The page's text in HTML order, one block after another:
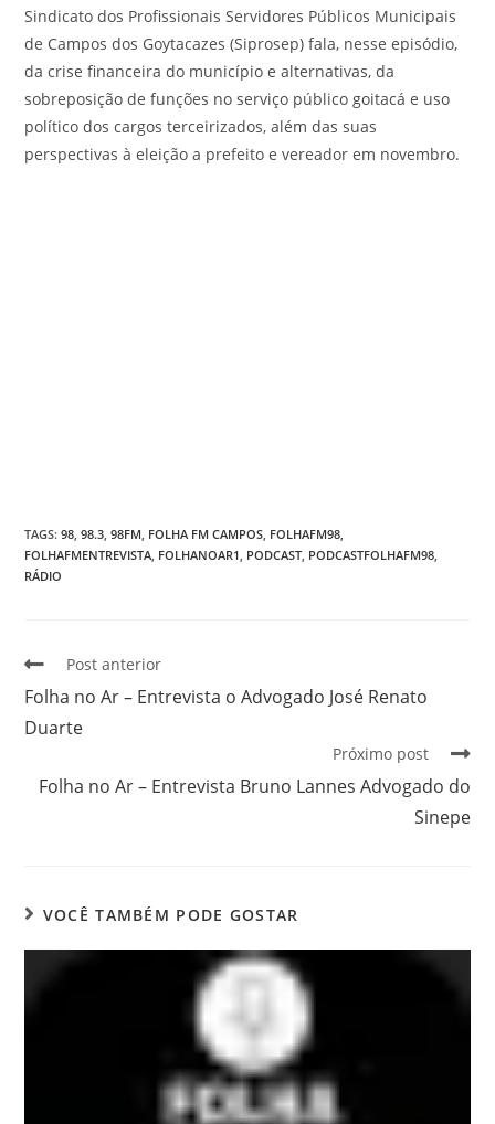
Sindicato dos Profissionais Servidores Públicos Municipais
de Campos dos Goytacazes (Siprosep) fala, nesse episódio,
da crise financeira do município e alternativas, da
sobreposição de funções no serviço público goitacá e uso
político dos cargos terceirizados, além das suas
perspectivas à eleição a prefeito e vereador em novembro.
TAGS:98 98.3 98FM FOLHA FM CAMPOS FOLHAFM98
FOLHAFMENTREVISTA FOLHANOAR1 PODCAST PODCASTFOLHAFM98
RÁDIO
Post anterior
Folha no Ar – Entrevista o Advogado José Renato
Duarte
Próximo post
Folha no Ar – Entrevista Bruno Lannes Advogado do
Sinepe
VOCÊ TAMBÉM PODE GOSTAR